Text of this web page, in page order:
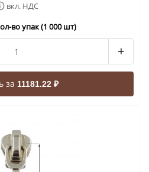
вкл. НДС
во упак (1 000 шт)
+
за 11181.22 ₽